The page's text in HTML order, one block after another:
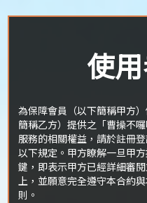
使
為保障會員（以下簡稱甲方
簡稱乙方）提供之「曹操不
服務的相關權益，請於註冊
以下規定。甲方瞭解一旦甲
鍵，即表示甲方已經詳細審
上，並願意完全遵守本合約
則。